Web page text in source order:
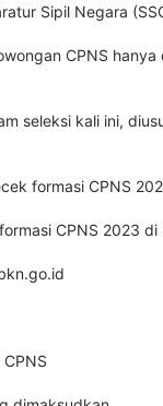
Sipil Negara
CPNS
seleksi kali ini,
formasi CPNS
CPNS 2023 di